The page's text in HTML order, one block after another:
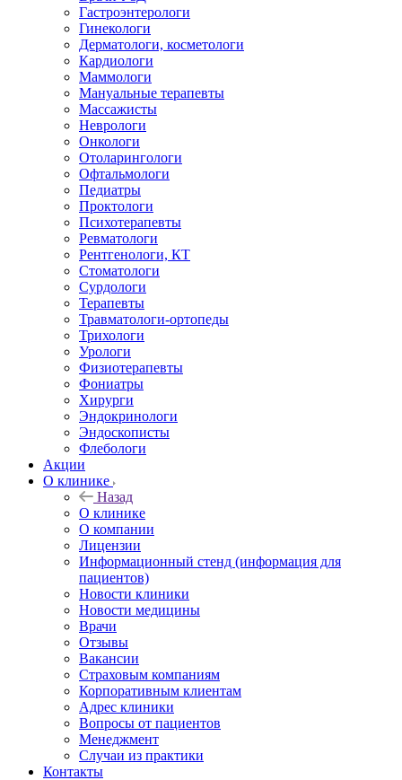
Гастроэнтерологи
Гинекологи
Дерматологи, косметологи
Кардиологи
Маммологи
Мануальные терапевты
Массажисты
Неврологи
Онкологи
Отоларингологи
Офтальмологи
Педиатры
Проктологи
Психотерапевты
Ревматологи
Рентгенологи, КТ
Стоматологи
Сурдологи
Терапевты
Травматологи-ортопеды
Трихологи
Урологи
Физиотерапевты
Фониатры
Хирурги
Эндокринологи
Эндоскописты
Флебологи
Акции
О клинике
Назад
О клинике
О компании
Лицензии
Информационный стенд (информация для
пациентов)
Новости клиники
Новости медицины
Врачи
Отзывы
Вакансии
Страховым компаниям
Корпоративным клиентам
Адрес клиники
Вопросы от пациентов
Менеджмент
Случаи из практики
Контакты